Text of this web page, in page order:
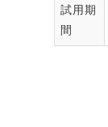
試用期
間